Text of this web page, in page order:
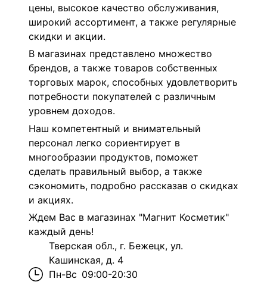
цены, высокое качество обслуживания,
широкий ассортимент, а также регулярные
скидки и акции.
В магазинах представлено множество
брендов, а также товаров собственных
торговых марок, способных удовлетворить
потребности покупателей с различным
уровнем доходов.
Наш компетентный и внимательный
персонал легко сориентирует в
многообразии продуктов, поможет
сделать правильный выбор, а также
сэкономить, подробно рассказав о скидках
и акциях.
Ждем Вас в магазинах "Магнит Косметик"
каждый день!
Тверская обл., г. Бежецк, ул.
Кашинская, д. 4
Пн-Вс 09:00-20:30